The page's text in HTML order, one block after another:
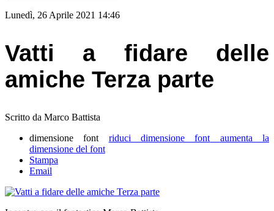
Lunedì, 26 Aprile 2021 14:46
Vatti a fidare delle
amiche Terza parte
Scritto da Marco Battista
dimensione font
riduci dimensione font
aumenta la
dimensione del font
Stampa
Email